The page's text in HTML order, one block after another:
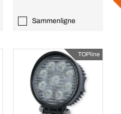
Sammenligne
TOPline